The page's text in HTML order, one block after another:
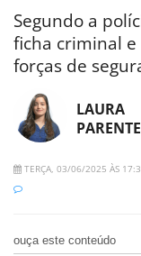
Segundo a
ficha criminal
forças de
LAURA
PARENTE
TERÇA, 03/06/2025 ÀS
ouça este conteúdo